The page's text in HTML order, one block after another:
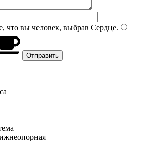
что вы человек, выбрав Сердце.